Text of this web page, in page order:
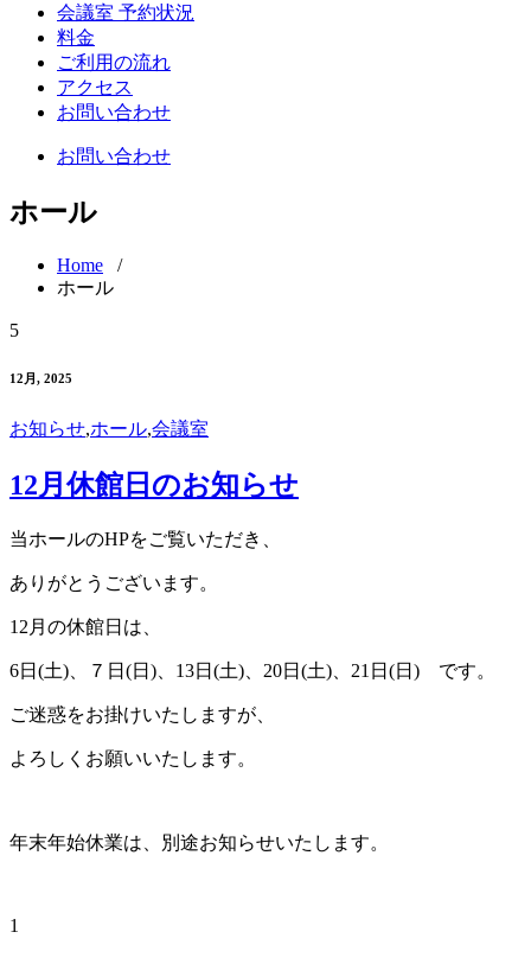
会議室 予約状況
料金
ご利用の流れ
アクセス
お問い合わせ
お問い合わせ
ホール
Home /
ホール
5
12月, 2025
お知らせ,ホール,会議室
12月休館日のお知らせ
当ホールのHPをご覧いただき、
ありがとうございます。
12月の休館日は、
6日(土)、７日(日)、13日(土)、20日(土)、21日(日) です。
ご迷惑をお掛けいたしますが、
よろしくお願いいたします。
年末年始休業は、別途お知らせいたします。
1